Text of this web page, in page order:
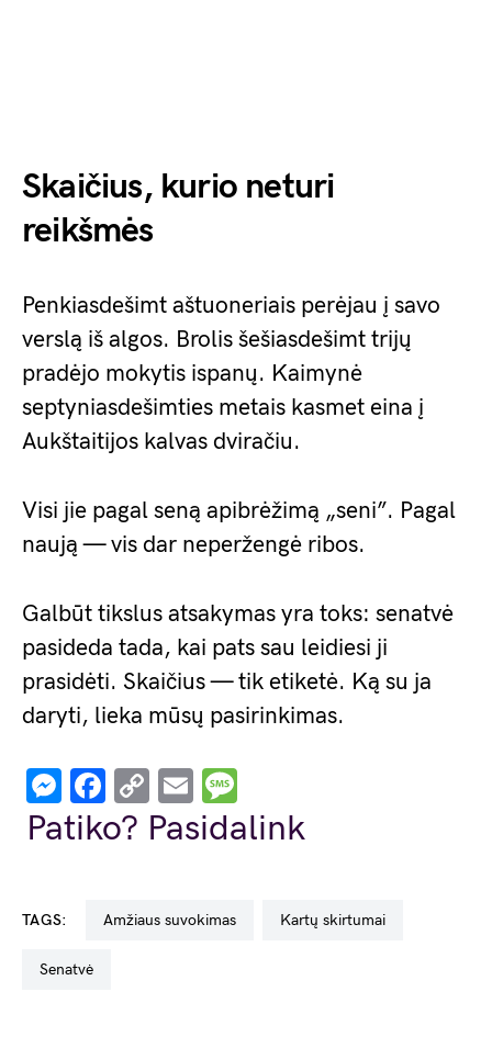
Skaičius, kurio neturi
reikšmės
Penkiasdešimt aštuoneriais perėjau į savo
verslą iš algos. Brolis šešiasdešimt trijų
pradėjo mokytis ispanų. Kaimynė
septyniasdešimties metais kasmet eina į
Aukštaitijos kalvas dviračiu.
Visi jie pagal seną apibrėžimą „seni”. Pagal
naują — vis dar neperžengė ribos.
Galbūt tikslus atsakymas yra toks: senatvė
pasideda tada, kai pats sau leidiesi ji
prasidėti. Skaičius — tik etiketė. Ką su ja
daryti, lieka mūsų pasirinkimas.
Messenger
Facebook
Copy
Link
Email
Patiko? Pasidalink
TAGS: amžiaus suvokimas kartų skirtumai
senatvė